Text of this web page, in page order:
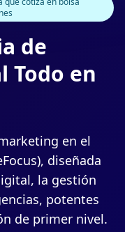
de
Todo en
en el
diseñada
la gestión
potentes
de primer nivel.